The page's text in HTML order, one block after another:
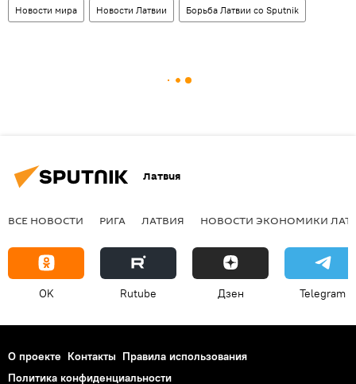
Новости мира Новости Латвии Борьба Латвии со Sputnik
Латвия
ВСЕ НОВОСТИ РИГА ЛАТВИЯ НОВОСТИ ЭКОНОМИКИ
OK Rutube Дзен Telegram
О проекте Контакты Правила использования
Политика конфиденциальности